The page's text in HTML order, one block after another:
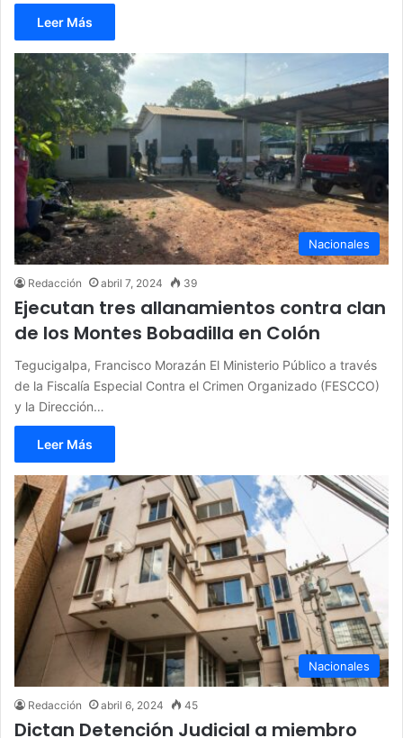
Leer Más
Nacionales
Redacción abril 7, 2024 39
Ejecutan tres allanamientos contra clan
de los Montes Bobadilla en Colón
Tegucigalpa, Francisco Morazán El Ministerio Público a través
de la Fiscalía Especial Contra el Crimen Organizado (FESCCO)
y la Dirección…
Leer Más
Nacionales
Redacción abril 6, 2024 45
Dictan Detención Judicial a miembro